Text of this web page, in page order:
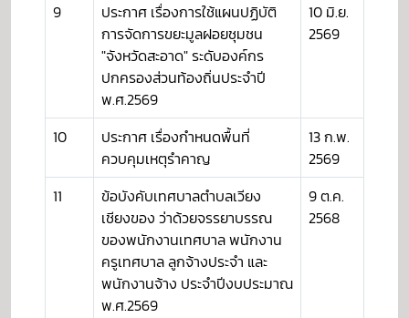
9
ประกาศ เรื่องการใช้แผนปฏิบัติ
การจัดการขยะมูลฝอยชุมชน
"จังหวัดสะอาด" ระดับองค์กร
ปกครองส่วนท้องถิ่นประจำปี
พ.ศ.2569
10 มิ.ย.
2569
10
ประกาศ เรื่องกำหนดพื้นที่
ควบคุมเหตุรำคาญ
13 ก.พ.
2569
11
ข้อบังคับเทศบาลตำบลเวียง
เชียงของ ว่าด้วยจรรยาบรรณ
ของพนักงานเทศบาล พนักงาน
ครูเทศบาล ลูกจ้างประจำ และ
พนักงานจ้าง ประจำปีงบประมาณ
พ.ศ.2569
9 ต.ค.
2568